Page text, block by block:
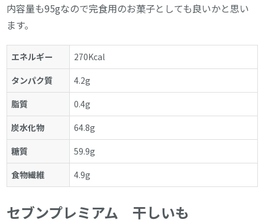
内容量も95gなので完食用のお菓子としても良いかと思い
ます。
エネルギー
270Kcal
タンパク質
4.2g
脂質
0.4g
炭水化物
64.8g
糖質
59.9g
食物繊維
4.9g
セブンプレミアム 干しいも